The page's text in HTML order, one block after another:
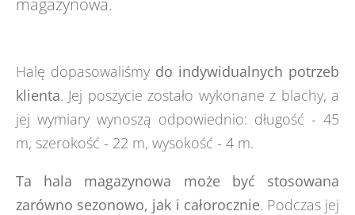
magazynowa.
Halę dopasowaliśmy do indywidualnych potrzeb
klienta. Jej poszycie zostało wykonane z blachy, a
jej wymiary wynoszą odpowiednio: długość - 45
m, szerokość - 22 m, wysokość - 4 m.
Ta hala magazynowa może być stosowana
zarówno sezonowo, jak i całorocznie. Podczas jej